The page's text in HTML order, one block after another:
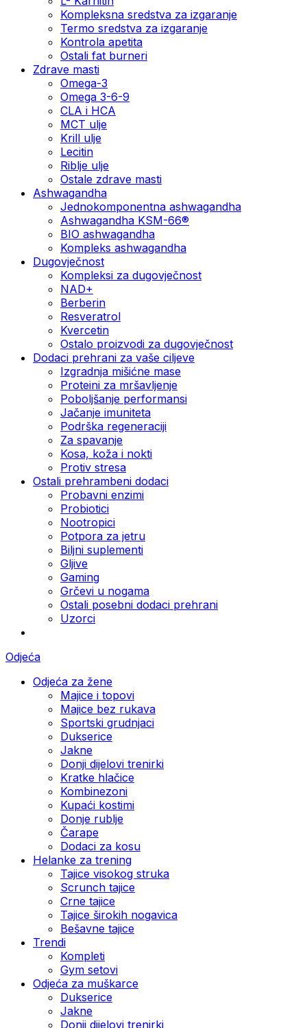
Kompleksna sredstva za izgaranje
Termo sredstva za izgaranje
Kontrola apetita
Ostali fat burneri
Zdrave masti
Omega-3
Omega 3-6-9
CLA i HCA
MCT ulje
Krill ulje
Lecitin
Riblje ulje
Ostale zdrave masti
Ashwagandha
Jednokomponentna ashwagandha
Ashwagandha KSM-66®
BIO ashwagandha
Kompleks ashwagandha
Dugovječnost
Kompleksi za dugovječnost
NAD+
Berberin
Resveratrol
Kvercetin
Ostalo proizvodi za dugovječnost
Dodaci prehrani za vaše ciljeve
Izgradnja mišićne mase
Proteini za mršavljenje
Poboljšanje performansi
Jačanje imuniteta
Podrška regeneraciji
Za spavanje
Kosa, koža i nokti
Protiv stresa
Ostali prehrambeni dodaci
Probavni enzimi
Probiotici
Nootropici
Potpora za jetru
Biljni suplementi
Gljive
Gaming
Grčevi u nogama
Ostali posebni dodaci prehrani
Uzorci
Odjeća
Odjeća za žene
Majice i topovi
Majice bez rukava
Sportski grudnjaci
Dukserice
Jakne
Donji dijelovi trenirki
Kratke hlačice
Kombinezoni
Kupaći kostimi
Donje rublje
Čarape
Dodaci za kosu
Helanke za trening
Tajice visokog struka
Scrunch tajice
Crne tajice
Tajice širokih nogavica
Bešavne tajice
Trendi
Kompleti
Gym setovi
Odjeća za muškarce
Dukserice
Jakne
Donji dijelovi trenirki